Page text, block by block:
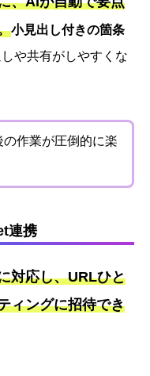
小見出し付きの箇条
や共有がしやすくな
作業が圧倒的に楽
連携
対応し、URLひと
ィングに招待でき